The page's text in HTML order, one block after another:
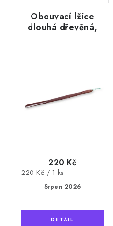
Obouvací lžíce
dlouhá dřevěná,
Srpen 2026
220 Kč
Měrná
220 Kč / 1 ks